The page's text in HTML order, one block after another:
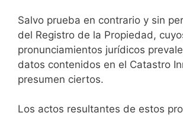
Salvo prueba en contrario y sin
del Registro de la Propiedad,
pronunciamientos jurídicos
datos contenidos en el Catastro
presumen ciertos.
Los actos resultantes de estos